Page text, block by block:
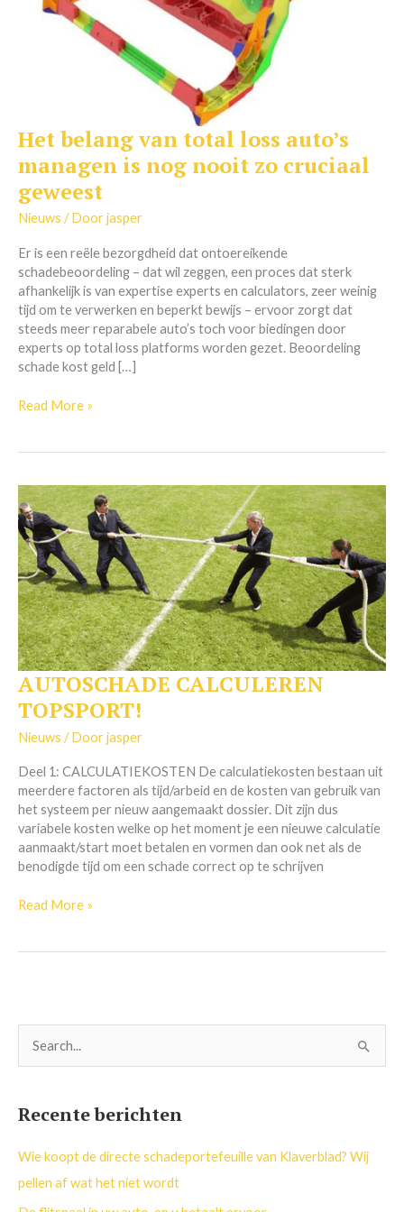
Het belang van total loss auto’s
managen is nog nooit zo cruciaal
geweest
Nieuws / Doorjasper
Er is een reële bezorgdheid dat ontoereikende
schadebeoordeling – dat wil zeggen, een proces dat sterk
afhankelijk is van expertise experts en calculators, zeer weinig
tijd om te verwerken en beperkt bewijs – ervoor zorgt dat
steeds meer reparabele auto’s toch voor biedingen door
experts op total loss platforms worden gezet. Beoordeling
schade kost geld […]
Het
van
total
loss
managen
is
nog
nooit
zo
cruciaal
geweest
Read More »
AUTOSCHADE CALCULEREN
TOPSPORT!
Nieuws / Doorjasper
Deel 1: CALCULATIEKOSTEN De calculatiekosten bestaan uit
meerdere factoren als tijd/arbeid en de kosten van gebruik van
het systeem per nieuw aangemaakt dossier. Dit zijn dus
variabele kosten welke op het moment je een nieuwe calculatie
aanmaakt/start moet betalen en vormen dan ook net als de
benodigde tijd om een schade correct op te schrijven
AUTOSCHADE
TOPSPORT!
Read More »
n
a
a
Recente berichten
Wie koopt de directe schadeportefeuille van Klaverblad? Wij
pellen af wat het niet wordt